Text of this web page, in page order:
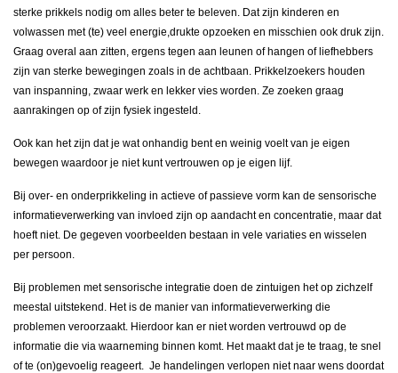
sterke prikkels nodig om alles beter te beleven. Dat zijn kinderen en
volwassen met (te) veel energie,drukte opzoeken en misschien ook druk zijn.
Graag overal aan zitten, ergens tegen aan leunen of hangen of liefhebbers
zijn van sterke bewegingen zoals in de achtbaan. Prikkelzoekers houden
van inspanning, zwaar werk en lekker vies worden. Ze zoeken graag
aanrakingen op of zijn fysiek ingesteld.
Ook kan het zijn dat je wat onhandig bent en weinig voelt van je eigen
bewegen waardoor je niet kunt vertrouwen op je eigen lijf.
Bij over- en onderprikkeling in actieve of passieve vorm kan de sensorische
informatieverwerking van invloed zijn op aandacht en concentratie, maar dat
hoeft niet. De gegeven voorbeelden bestaan in vele variaties en wisselen
per persoon.
Bij problemen met sensorische integratie doen de zintuigen het op zichzelf
meestal uitstekend. Het is de manier van informatieverwerking die
problemen veroorzaakt. Hierdoor kan er niet worden vertrouwd op de
informatie die via waarneming binnen komt. Het maakt dat je te traag, te snel
of te (on)gevoelig reageert. Je handelingen verlopen niet naar wens doordat